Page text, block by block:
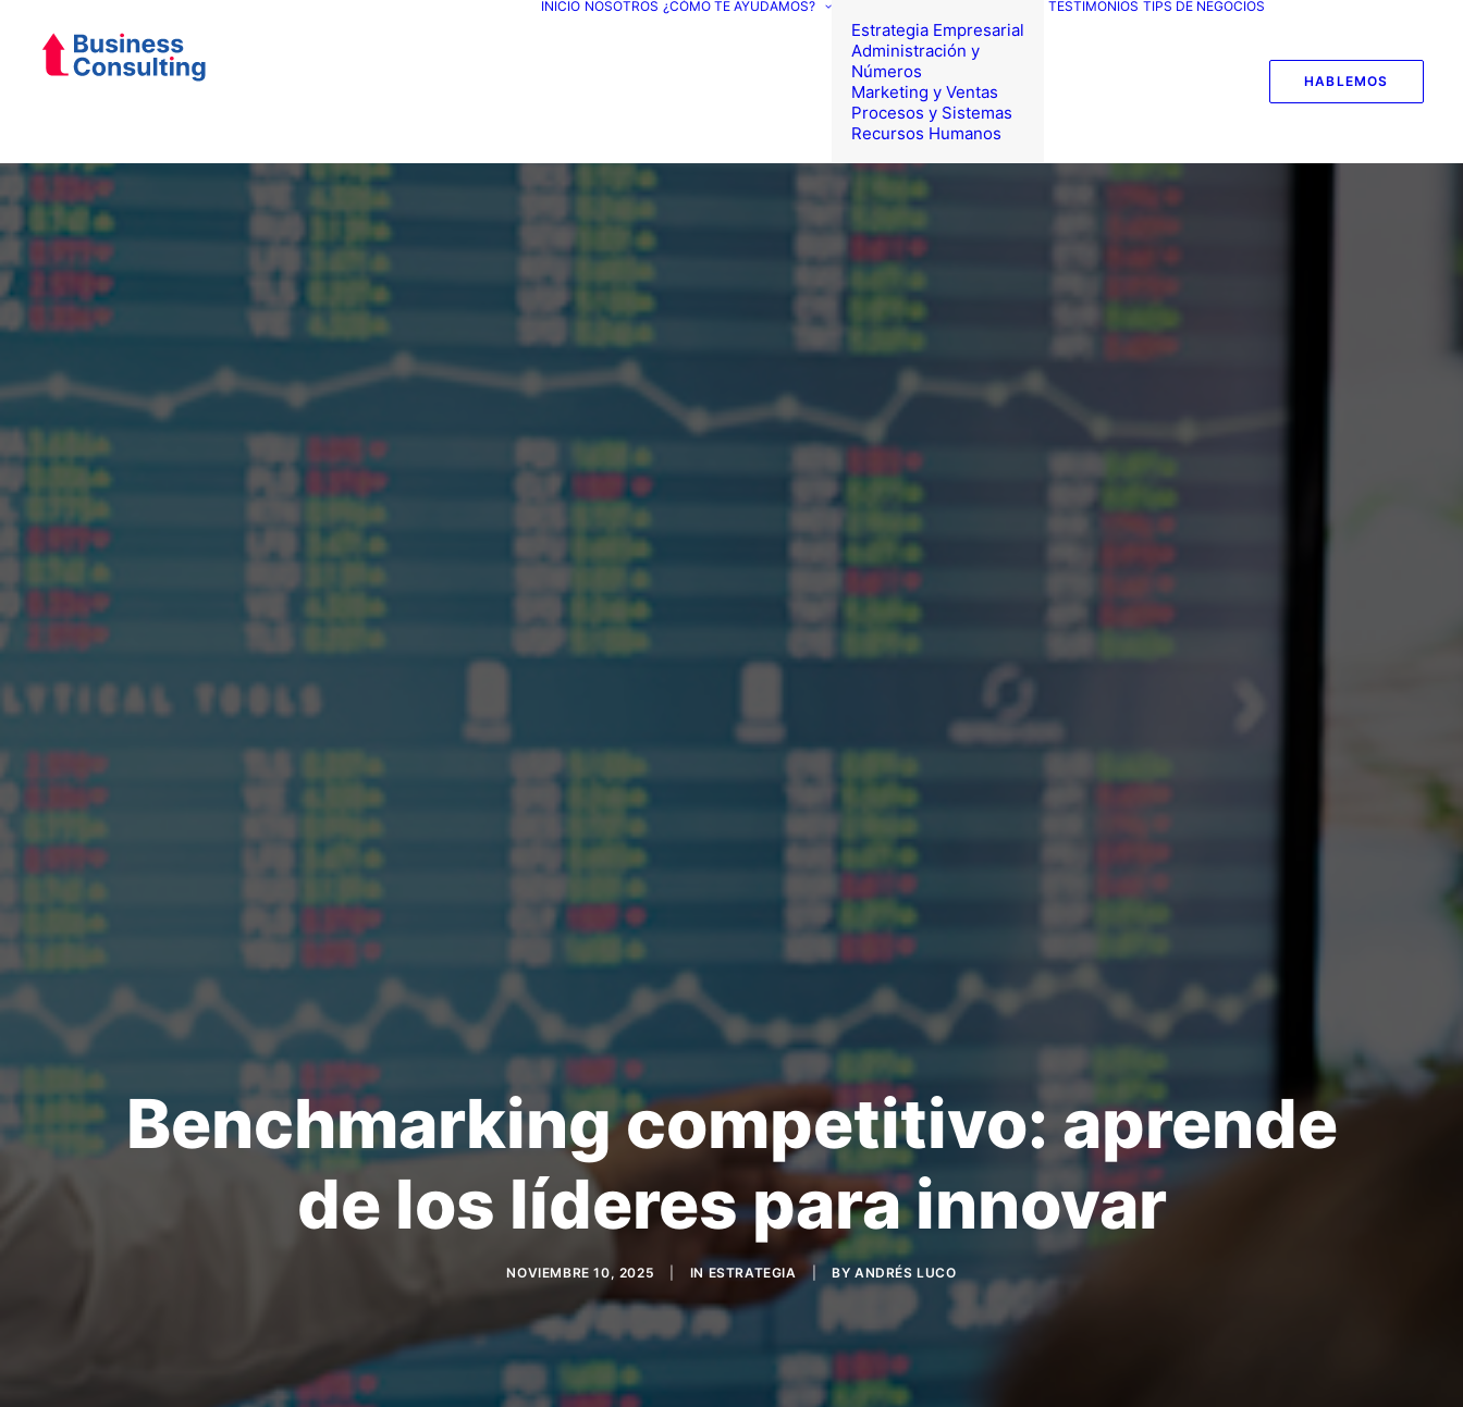
INICIO NOSOTROS ¿CÓMO TE AYUDAMOS?
Estrategia Empresarial
Administración y
Números
Marketing y Ventas
Procesos y Sistemas
Recursos Humanos
TESTIMONIOS TIPS DE NEGOCIOS
HABLEMOS
Benchmarking competitivo: aprende
de los líderes para innovar
NOVIEMBRE 10, 2025 INESTRATEGIA BYANDRÉS LUCO